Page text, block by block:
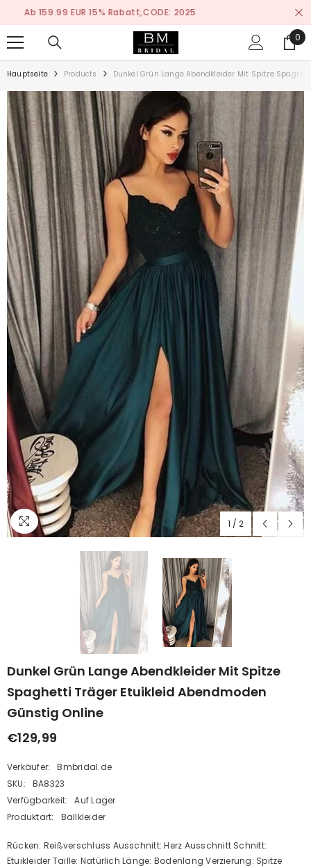
ZUM INHALT SPRINGEN Nach Maß Anfertigen Service
0
0
Hauptseite Products Dunkel Grün Lange Abendkleider Mit Spitze
1 / 2
Dunkel Grün Lange Abendkleider Mit Spitze
Spaghetti Träger Etuikleid Abendmoden
Günstig Online
€129,99
Verkäufer:
Bmbridal.de
SKU:
BA8323
Verfügbarkeit:
Auf Lager
Produktart:
Ballkleider
Rücken: Reißverschluss Ausschnitt: Herz Ausschnitt Schnitt:
Etuikleider Taille: Natürlich Länge: Bodenlang Verzierung: Spitze